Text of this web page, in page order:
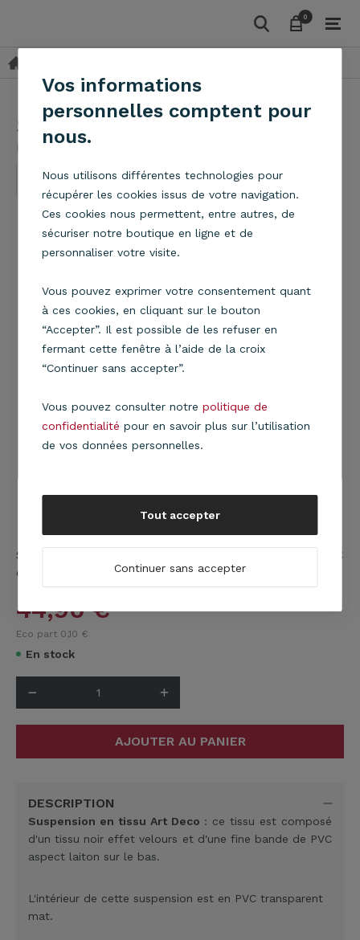
00
Suspension Art Déco D39
Metropolight
Suspension cylindre en tissu gris avec bande en PVC
effet acier brossé.En savoir plus
44,90€
Eco part 0,10 €
En stock
AJOUTER AU PANIER
DESCRIPTION
Suspension en tissu Art Deco : ce tissu est composé
d'un tissu noir effet velours et d'une fine bande de PVC
aspect laiton sur le bas.
L'intérieur de cette suspension est en PVC transparent
mat.
Vos informations
personnelles comptent pour
nous.
Nous utilisons différentes technologies pour
récupérer les cookies issus de votre navigation.
Ces cookies nous permettent, entre autres, de
sécuriser notre boutique en ligne et de
personnaliser votre visite.
Vous pouvez exprimer votre consentement quant
à ces cookies, en cliquant sur le bouton
“Accepter”. Il est possible de les refuser en
fermant cette fenêtre à l’aide de la croix
“Continuer sans accepter”.
Vous pouvez consulter notrepolitique de
confidentialité pour en savoir plus sur l’utilisation
de vos données personnelles.
Continuer sans accepter
Tout accepter